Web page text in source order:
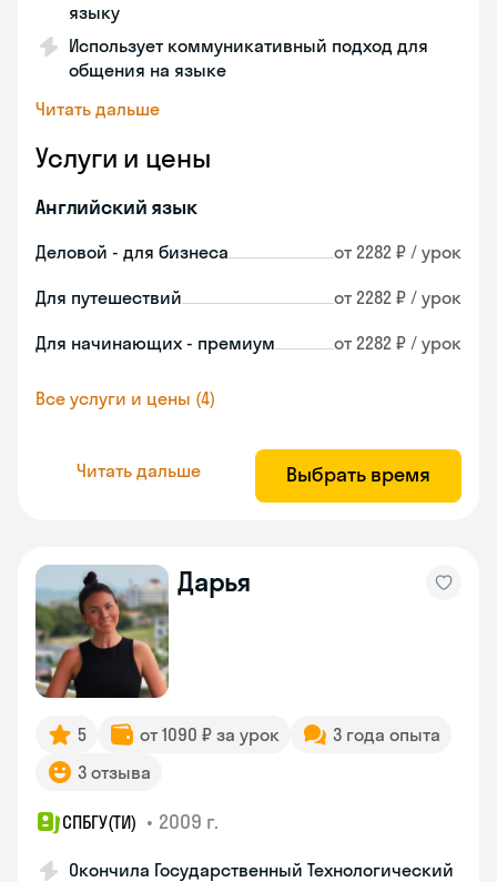
языку
Использует коммуникативный подход для
общения на языке
Читать дальше
Услуги и цены
Английский язык
Деловой - для бизнеса от 2282 ₽ / урок
Для путешествий от 2282 ₽ / урок
Для начинающих - премиум от 2282 ₽ / урок
Все услуги и цены (4)
Читать дальше Выбрать время
Дарья
5 от 1090 ₽ за урок
3 года опыта
3 отзыва
СПБГУ(ТИ) • 2009 г.
Окончила Государственный Технологический